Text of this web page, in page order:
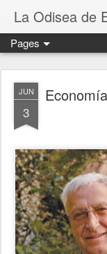
La Odisea de
Pages
JUN
3